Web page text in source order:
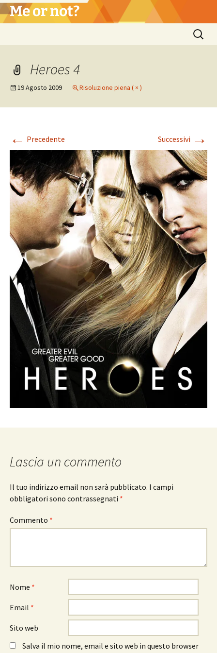
Vai
al Me or not?
Ricerca
per:
Heroes 4
19 Agosto 2009 Risoluzione piena ( × )
← Precedente Successivi →
Lascia un commento
Il tuo indirizzo email non sarà pubblicato. I campi
obbligatori sono contrassegnati *
Commento *
Nome *
Email *
Sito web
Salva il mio nome, email e sito web in questo browser